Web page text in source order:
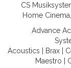
CS
Home
Advance
Acoustics
Brax
Maestro